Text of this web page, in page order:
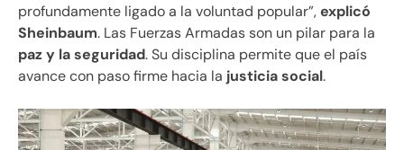
profundamente ligado a la voluntad popular”,explicó
Sheinbaum. Las Fuerzas Armadas son un pilar para la
paz y la seguridad. Su disciplina permite que el país
avance con paso firme hacia la justicia social.